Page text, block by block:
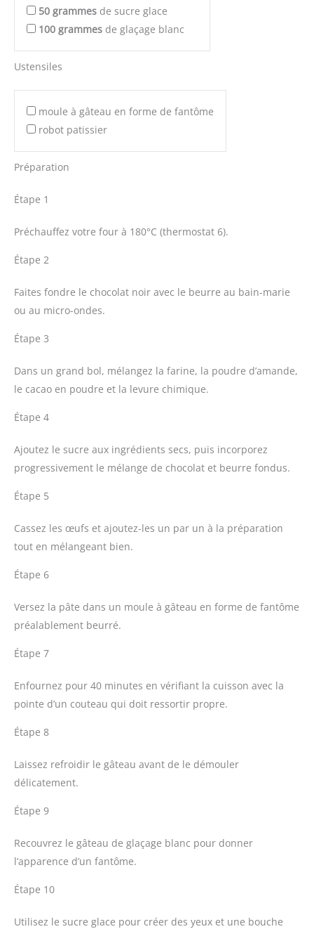
50 grammes de sucre glace
100 grammes de glaçage blanc
Ustensiles
moule à gâteau en forme de fantôme
robot patissier
Préparation
Étape 1
Préchauffez votre four à 180°C (thermostat 6).
Étape 2
Faites fondre le chocolat noir avec le beurre au bain-marie
ou au micro-ondes.
Étape 3
Dans un grand bol, mélangez la farine, la poudre d’amande,
le cacao en poudre et la levure chimique.
Étape 4
Ajoutez le sucre aux ingrédients secs, puis incorporez
progressivement le mélange de chocolat et beurre fondus.
Étape 5
Cassez les œufs et ajoutez-les un par un à la préparation
tout en mélangeant bien.
Étape 6
Versez la pâte dans un moule à gâteau en forme de fantôme
préalablement beurré.
Étape 7
Enfournez pour 40 minutes en vérifiant la cuisson avec la
pointe d’un couteau qui doit ressortir propre.
Étape 8
Laissez refroidir le gâteau avant de le démouler
délicatement.
Étape 9
Recouvrez le gâteau de glaçage blanc pour donner
l’apparence d’un fantôme.
Étape 10
Utilisez le sucre glace pour créer des yeux et une bouche